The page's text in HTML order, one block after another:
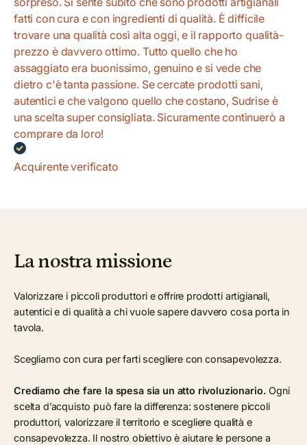
fatti con cura e con ingredienti di qualità. È difficile
trovare una qualità così alta oggi, e il rapporto qualità-
prezzo è davvero ottimo. Tutto quello che ho
assaggiato era buonissimo, genuino e si vede che
dietro c'è tanta passione. Se cercate prodotti sani,
autentici e che valgono quello che costano, Sudrise è
una scelta super consigliata. Sicuramente continuerò a
comprare da loro!
Acquirente verificato
La nostra missione
Valorizzare i piccoli produttori e offrire prodotti artigianali,
autentici e di qualità a chi vuole sapere davvero cosa porta in
tavola.
Scegliamo con cura per farti scegliere con consapevolezza.
Crediamo che fare la spesa sia un atto rivoluzionario.Ogni
scelta d’acquisto può fare la differenza: sostenere piccoli
produttori, valorizzare il territorio e scegliere qualità e
consapevolezza. Il nostro obiettivo è aiutare le persone a